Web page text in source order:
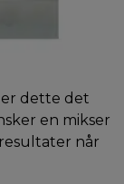
er dette det
en mikser
når